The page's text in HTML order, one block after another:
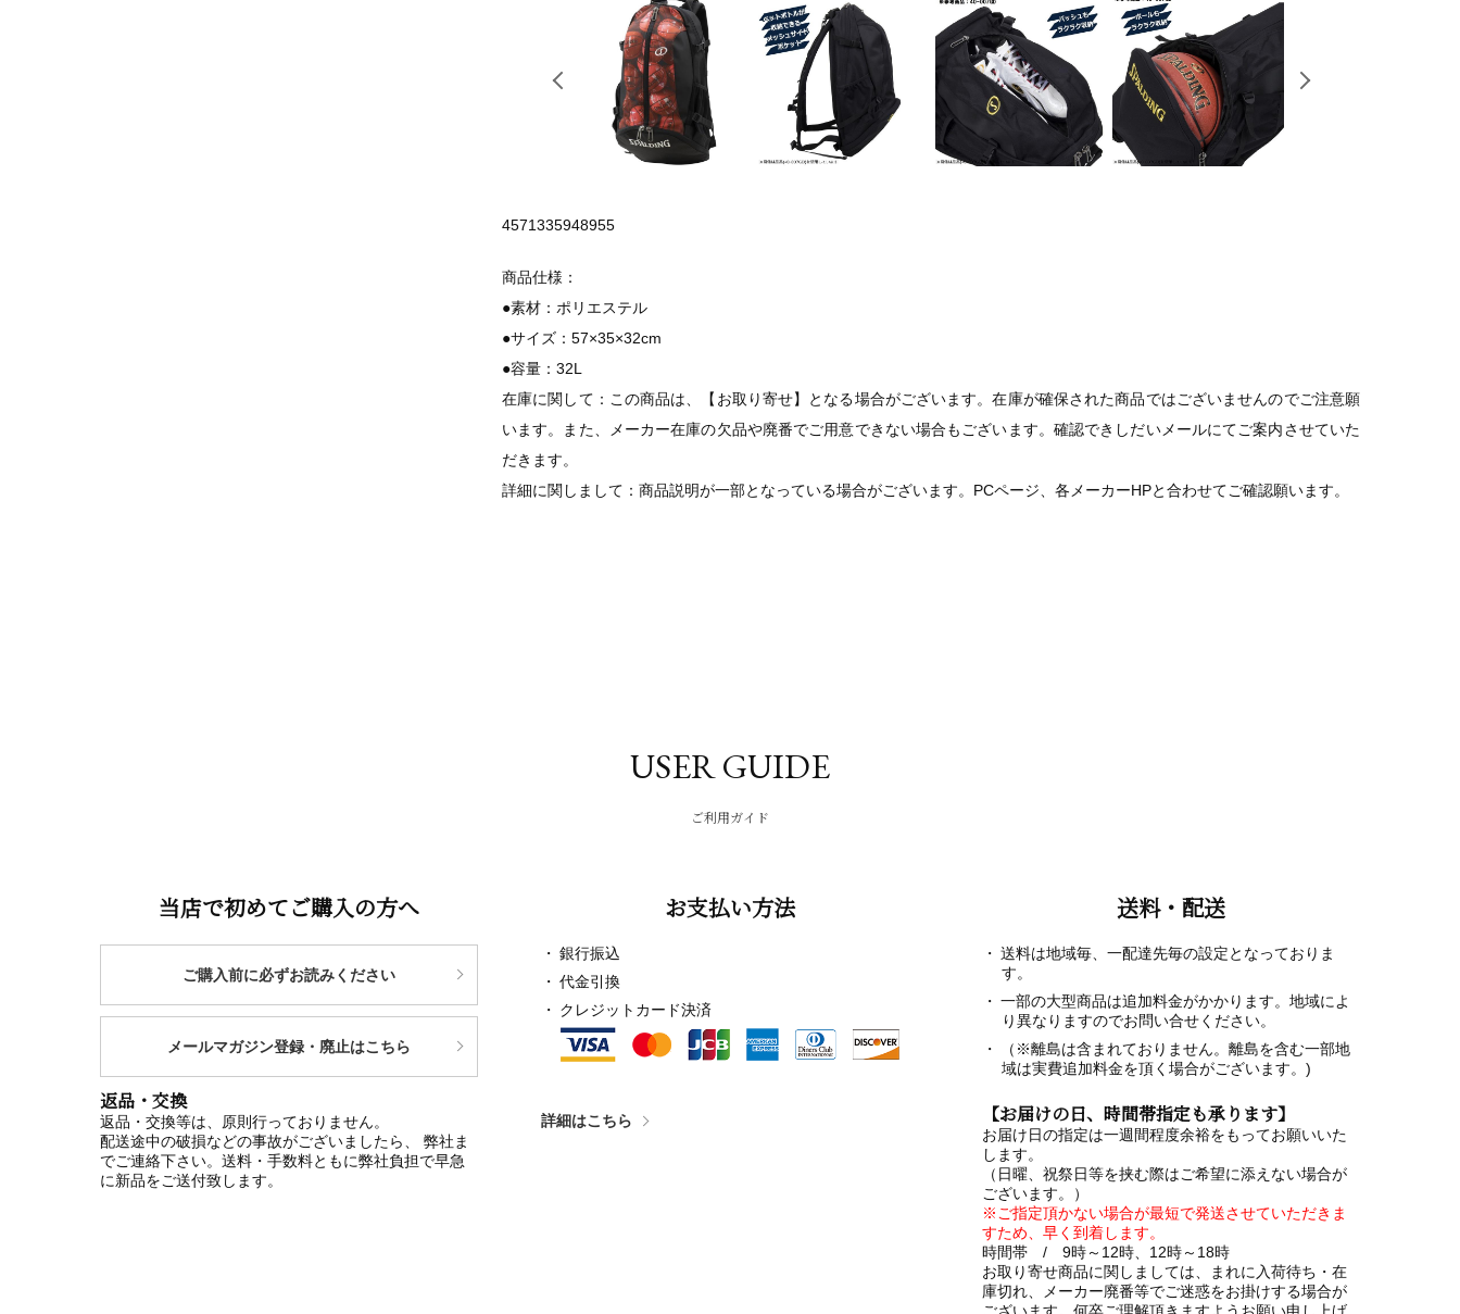
4571335948955
商品仕様：
●素材：ポリエステル
●サイズ：57×35×32cm
●容量：32L
在庫に関して：この商品は、【お取り寄せ】となる場合がございます。在庫が確保された商品ではございませんのでご注意願
います。また、メーカー在庫の欠品や廃番でご用意できない場合もございます。確認できしだいメールにてご案内させていた
だきます。
詳細に関しまして：商品説明が一部となっている場合がございます。PCページ、各メーカーHPと合わせてご確認願います。
USER GUIDE
ご利用ガイド
当店で初めてご購入の方へ
ご購入前に必ずお読みください
メールマガジン登録・廃止はこちら
返品・交換
返品・交換等は、原則行っておりません。
配送途中の破損などの事故がございましたら、 弊社ま
でご連絡下さい。送料・手数料ともに弊社負担で早急
に新品をご送付致します。
お支払い方法
銀行振込
代金引換
クレジットカード決済
詳細はこちら
送料・配送
送料は地域毎、一配達先毎の設定となっておりま
す。
一部の大型商品は追加料金がかかります。地域によ
り異なりますのでお問い合せください。
（※離島は含まれておりません。離島を含む一部地
域は実費追加料金を頂く場合がございます。)
【お届けの日、時間帯指定も承ります】
お届け日の指定は一週間程度余裕をもってお願いいた
します。
（日曜、祝祭日等を挟む際はご希望に添えない場合が
ございます。）
※ご指定頂かない場合が最短で発送させていただきま
すため、早く到着します。
時間帯 / 9時～12時、12時～18時
お取り寄せ商品に関しましては、まれに入荷待ち・在
庫切れ、メーカー廃番等でご迷惑をお掛けする場合が